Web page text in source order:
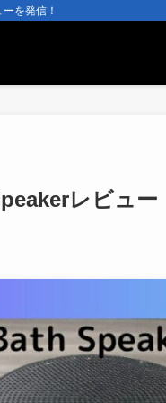
を発信！
レビュー